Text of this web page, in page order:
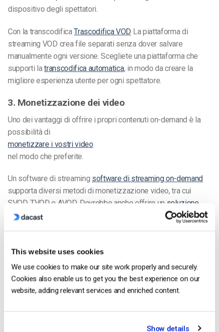
This website uses cookies
We use cookies to make our site work properly and securely.
Cookies also enable us to get you the best experience on our
website, adding relevant services and enriched content.
Show details
dispositivo degli spettatori.
Con la transcodificaTrascodifica VOD La piattaforma di
streaming VOD crea file separati senza dover salvare
manualmente ogni versione. Scegliete una piattaforma che
supporti latranscodifica automatica, in modo da creare la
migliore esperienza utente per ogni spettatore.
3. Monetizzazione dei video
Uno dei vantaggi di offrire i propri contenuti on-demand è la
possibilità di
monetizzare i vostri video
nel modo che preferite.
Un software di streaming software di streaming on-demand
supporta diversi metodi di monetizzazione video, tra cui
SVOD, TVOD o AVOD. Dovrebbe anche offrire un soluzione
paywall integrata
per consentire agli utenti di effettuare
Video in abbonamento su richiesta (SVOD)
ConMonetizzazione SVODGli spettatori pagano un
abbonamento che permette loro di guardare tutti i contenuti